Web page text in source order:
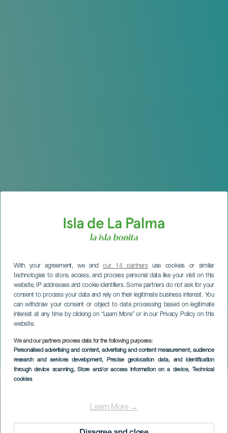
With your agreement, we andour 14 partnersuse cookies or similar
technologies to store, access, and process personal data like your visit on this
website, IP addresses and cookie identifiers. Some partners do not ask for your
consent to process your data and rely on their legitimate business interest. You
can withdraw your consent or object to data processing based on legitimate
interest at any time by clicking on “Learn More” or in our Privacy Policy on this
website.
We and our partners process data for the following purposes:
Personalised advertising and content, advertising and content measurement, audience
research and services development, Precise geolocation data, and identification
through device scanning, Store and/or access information on a device, Technical
cookies
Learn More →
Plaza a 3 Adversos -
konsertti
Imagen